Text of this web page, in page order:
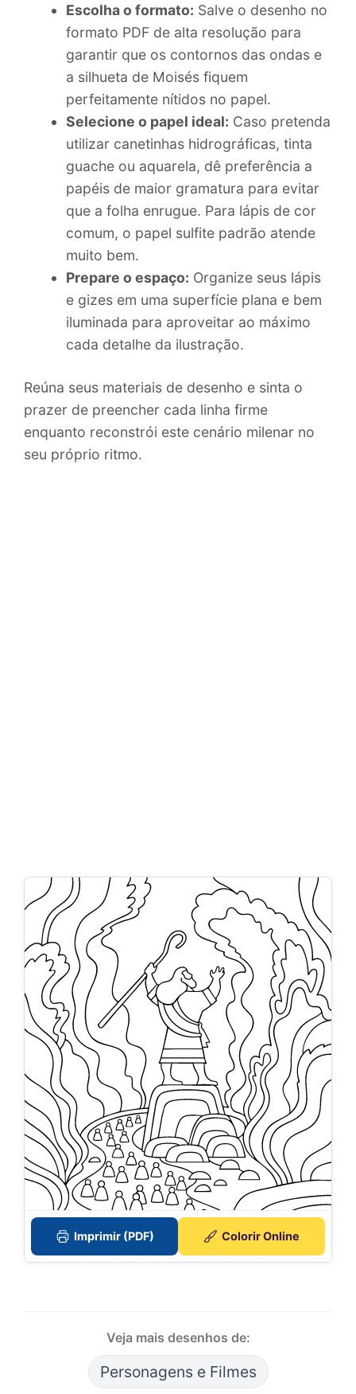
Escolha o formato: Salve o desenho no
formato PDF de alta resolução para
garantir que os contornos das ondas e
a silhueta de Moisés fiquem
perfeitamente nítidos no papel.
Selecione o papel ideal: Caso pretenda
utilizar canetinhas hidrográficas, tinta
guache ou aquarela, dê preferência a
papéis de maior gramatura para evitar
que a folha enrugue. Para lápis de cor
comum, o papel sulfite padrão atende
muito bem.
Prepare o espaço: Organize seus lápis
e gizes em uma superfície plana e bem
iluminada para aproveitar ao máximo
cada detalhe da ilustração.
Reúna seus materiais de desenho e sinta o
prazer de preencher cada linha firme
enquanto reconstrói este cenário milenar no
seu próprio ritmo.
Imprimir (PDF) Colorir Online
Veja mais desenhos de:
Personagens e Filmes